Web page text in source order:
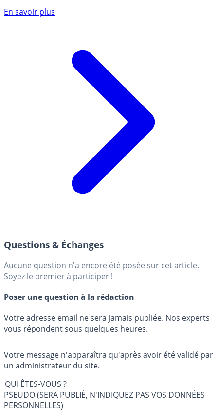
En savoir plus
Questions & Échanges
Aucune question n'a encore été posée sur cet article.
Soyez le premier à participer !
Poser une question à la rédaction
Votre adresse email ne sera jamais publiée. Nos experts
vous répondent sous quelques heures.
Votre message n'apparaîtra qu'après avoir été validé par
un administrateur du site.
QUI ÊTES-VOUS ?
PSEUDO (SERA PUBLIÉ, N'INDIQUEZ PAS VOS DONNÉES
PERSONNELLES)